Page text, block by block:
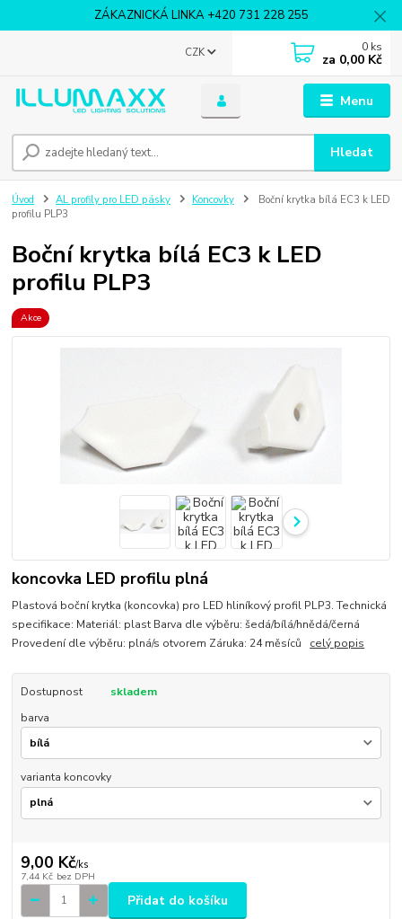
ZÁKAZNICKÁ LINKA +420 731 228 255
Menu
CZK
Hledat
0 ks
za 0,00 Kč
Úvod AL profily pro LED pásky Koncovky
Boční krytka bílá EC3 k LED
profilu PLP3
Boční krytka bílá EC3 k LED
profilu PLP3
Akce
koncovka LED profilu plná
Plastová boční krytka (koncovka) pro LED hliníkový profil PLP3. Technická
specifikace: Materiál: plast Barva dle výběru: šedá/bílá/hnědá/černá
Provedení dle výběru: plná/s otvorem Záruka: 24 měsíců celý popis
Dostupnost
skladem
barva
varianta koncovky
9,00 Kč/ks
7,44 Kč bez DPH
Přidat do košíku